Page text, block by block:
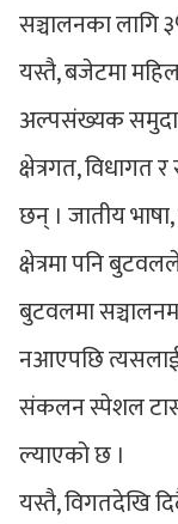
सञ्चालनका लागि
यस्तै, बजेटमा
अल्पसंख्यक
क्षेत्रगत,
छन् । जातीय
क्षेत्रमा पनि
बुटवलमा
नआएपछि
संकलन स्पेशल
ल्याएको छ ।
यस्तै, विगतदेखि